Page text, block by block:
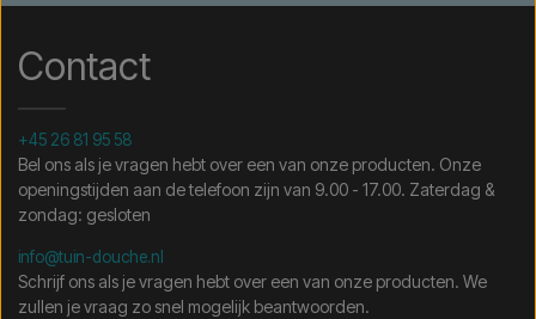
Contact
+45 26 81 95 58
Bel ons als je vragen hebt over een van onze producten. Onze
openingstijden aan de telefoon zijn van 9.00 - 17.00. Zaterdag &
zondag: gesloten
info@tuin-douche.nl
Schrijf ons als je vragen hebt over een van onze producten. We
zullen je vraag zo snel mogelijk beantwoorden.